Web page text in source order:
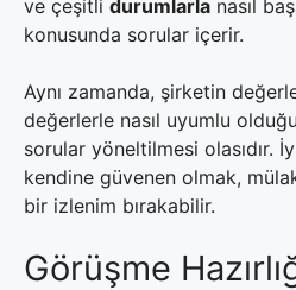
ve çeşitli durumlarla nasıl
konusunda sorular içerir.
Aynı zamanda, şirketin
değerlerle nasıl uyumlu
sorular yöneltilmesi olasıdır.
kendine güvenen olmak,
bir izlenim bırakabilir.
Görüşme